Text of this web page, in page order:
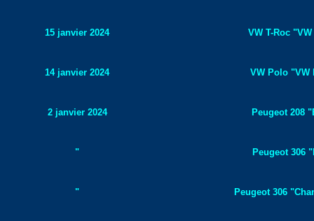
15 janvier 2024 VW T-Roc
14 janvier 2024 VW Polo "VW
2 janvier 2024 Peugeot 208
" Peugeot 306
" Peugeot 306